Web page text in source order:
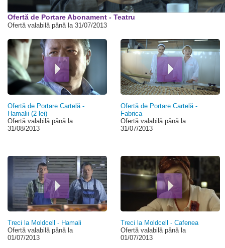
Ofertă de Portare Abonament - Teatru
Ofertă valabilă până la 31/07/2013
Ofertă de Portare Cartelă -
Hamalii (2 lei)
Ofertă valabilă până la
31/08/2013
Ofertă de Portare Cartelă -
Fabrica
Ofertă valabilă până la
31/07/2013
Treci la Moldcell - Hamali
Ofertă valabilă până la
01/07/2013
Treci la Moldcell - Cafenea
Ofertă valabilă până la
01/07/2013